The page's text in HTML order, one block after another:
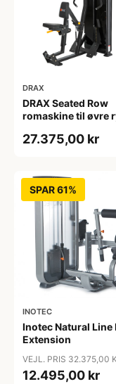
DRAX
DRAX Seated Row
romaskine til øvre
vægtmagasin
27.375,00 kr
SPAR 61%
INOTEC
Inotec Natural Line
Extension
VEJL. PRIS 32.375,00
12.495,00 kr